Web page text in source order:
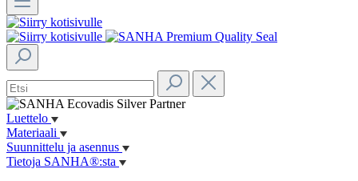
Luettelo
Materiaali
Suunnittelu ja asennus
Tietoja SANHA®:sta